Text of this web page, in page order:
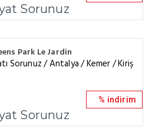
Sorunuz
Park Le Jardin
Sorunuz / Antalya / Kemer / Kiriş
Sorunuz
% indirim